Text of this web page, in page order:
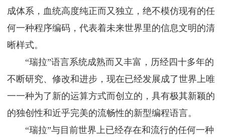
成体系，血统高度纯正而又独立，绝不模仿现有的任
何一种程序编码，代表着未来世界里的信息文明的清
晰样式。
“瑞拉”语言系统成熟而又丰富，历经四十多年的
不断研究、修改和进步，现在已经发展成了世界上唯
一一种为了新的运算方式而创立的，具有极其新颖的
的独创性和近乎完美的流畅性的新型编程语言。
“瑞拉”与目前世界上已经存在和流行的任何一种